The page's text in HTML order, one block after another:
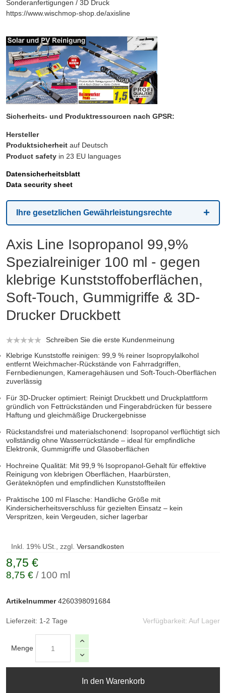
Sonderanfertigungen / 3D Druck
https://www.wischmop-shop.de/axisline
Sicherheits- und Produktressourcen nach GPSR:
Hersteller
Produktsicherheit auf Deutsch
Product safety in 23 EU languages
Datensicherheitsblatt
Data security sheet
Ihre gesetzlichen Gewährleistungsrechte
Axis Line Isopropanol 99,9%
Spezialreiniger 100 ml - gegen
klebrige Kunststoffoberflächen,
Soft-Touch, Gummigriffe & 3D-
Drucker Druckbett
Schreiben Sie die erste Kundenmeinung
Klebrige Kunststoffe reinigen: 99,9 % reiner Isopropylalkohol
entfernt Weichmacher-Rückstände von Fahrradgriffen,
Fernbedienungen, Kameragehäusen und Soft-Touch-Oberflächen
zuverlässig
Für 3D-Drucker optimiert: Reinigt Druckbett und Druckplattform
gründlich von Fettrückständen und Fingerabdrücken für bessere
Haftung und gleichmäßige Druckergebnisse
Rückstandsfrei und materialschonend: Isopropanol verflüchtigt sich
vollständig ohne Wasserrückstände – ideal für empfindliche
Elektronik, Gummigriffe und Glasoberflächen
Hochreine Qualität: Mit 99,9 % Isopropanol-Gehalt für effektive
Reinigung von klebrigen Oberflächen, Haarbürsten,
Geräteknöpfen und empfindlichen Kunststoffteilen
Praktische 100 ml Flasche: Handliche Größe mit
Kindersicherheitsverschluss für gezielten Einsatz – kein
Verspritzen, kein Vergeuden, sicher lagerbar
Inkl. 19% USt., zzgl. Versandkosten
8,75 €
8,75 € / 100 ml
Verfügbarkeit: Auf Lager
Artikelnummer 4260398091684
Lieferzeit: 1-2 Tage
Menge
In den Warenkorb